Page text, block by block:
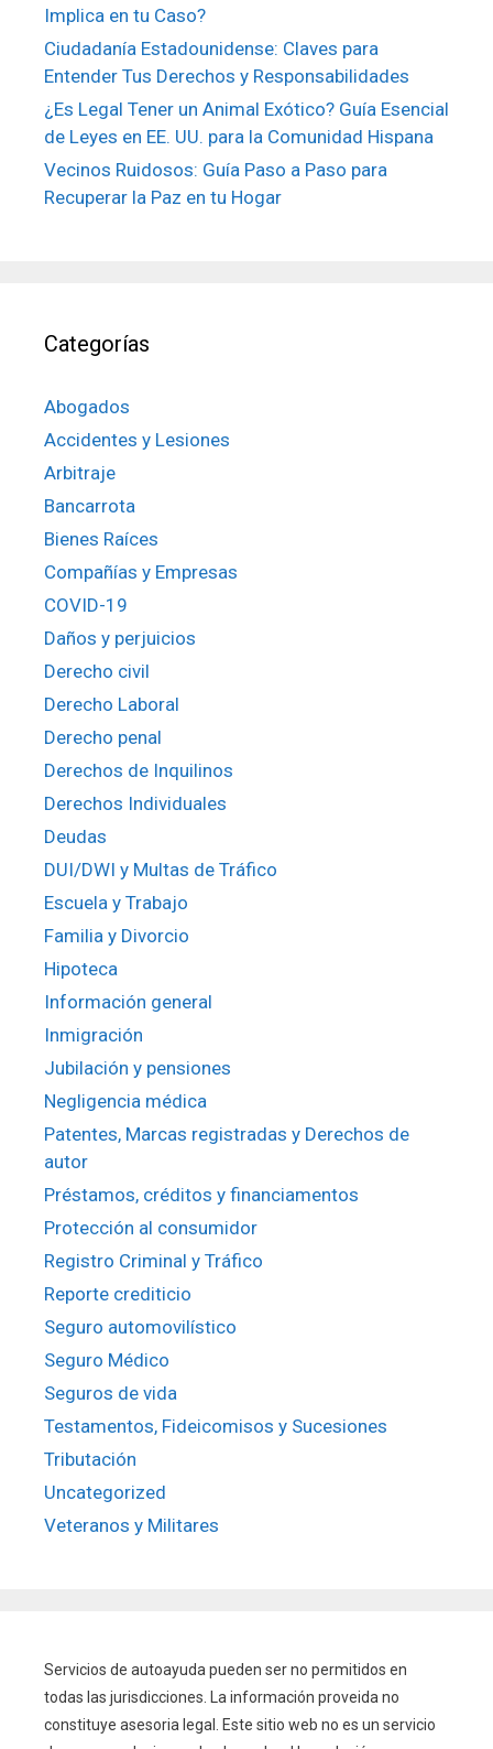
Implica en tu Caso?
Ciudadanía Estadounidense: Claves para
Entender Tus Derechos y Responsabilidades
¿Es Legal Tener un Animal Exótico? Guía Esencial
de Leyes en EE. UU. para la Comunidad Hispana
Vecinos Ruidosos: Guía Paso a Paso para
Recuperar la Paz en tu Hogar
Categorías
Abogados
Accidentes y Lesiones
Arbitraje
Bancarrota
Bienes Raíces
Compañías y Empresas
COVID-19
Daños y perjuicios
Derecho civil
Derecho Laboral
Derecho penal
Derechos de Inquilinos
Derechos Individuales
Deudas
DUI/DWI y Multas de Tráfico
Escuela y Trabajo
Familia y Divorcio
Hipoteca
Información general
Inmigración
Jubilación y pensiones
Negligencia médica
Patentes, Marcas registradas y Derechos de
autor
Préstamos, créditos y financiamentos
Protección al consumidor
Registro Criminal y Tráfico
Reporte crediticio
Seguro automovilístico
Seguro Médico
Seguros de vida
Testamentos, Fideicomisos y Sucesiones
Tributación
Uncategorized
Veteranos y Militares
Servicios de autoayuda pueden ser no permitidos en
todas las jurisdicciones. La información proveida no
constituye asesoria legal. Este sitio web no es un servicio